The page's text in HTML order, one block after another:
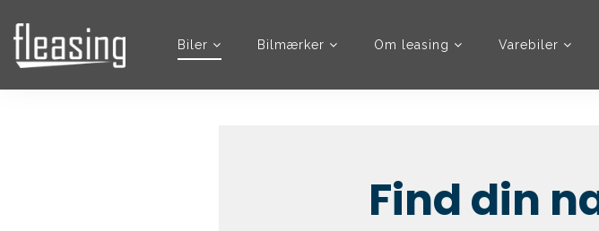
Biler Bilmærker Om leasing Varebiler
Find din